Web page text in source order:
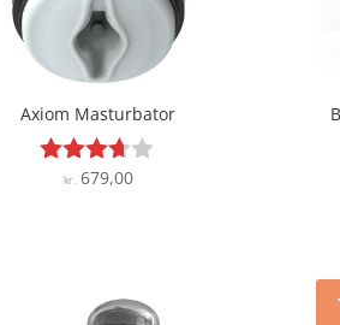
Axiom Masturbator
Vurderet
kr.679,00